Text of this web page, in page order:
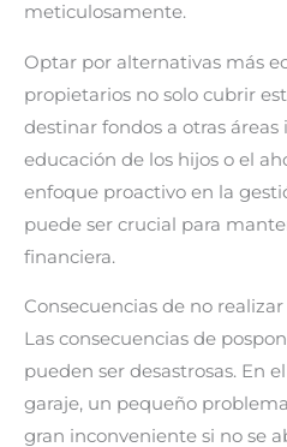
meticulosamente.
Optar por alternativas más
propietarios no solo cubrir
destinar fondos a otras
educación de los hijos o el
enfoque proactivo en la
puede ser crucial para
financiera.
Consecuencias de no
Las consecuencias de
pueden ser desastrosas. En
garaje, un pequeño
gran inconveniente si no se